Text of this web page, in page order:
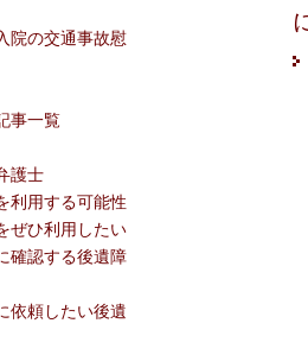
院の交通事故慰
事一覧
護士
利用する可能性
ぜひ利用したい
確認する後遺障
依頼したい後遺